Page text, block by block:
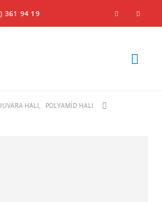
361 94 19
HALI,
POLYAMID HALI